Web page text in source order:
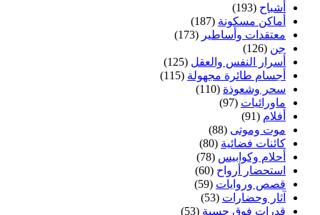
أشباح (193)
أماكن مسكونة (187)
معتقدات وأساطير (173)
جن (126)
أسرار النفس والعقل (125)
أجسام طائرة مجهولة (115)
سحر وشعوذة (110)
ماورائيات (97)
أفلام (91)
موت وموتى (88)
كائنات فضائية (80)
أحلام وكوابيس (78)
استحضار أرواح (60)
قصص وروايات (59)
آثار وحضارات (53)
قدرات فوق حسية (53)